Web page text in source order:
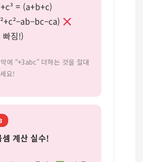
= (a+b+c)
짐!)
에 “+3abc” 더하는 것을 절대
요!
계산 실수!